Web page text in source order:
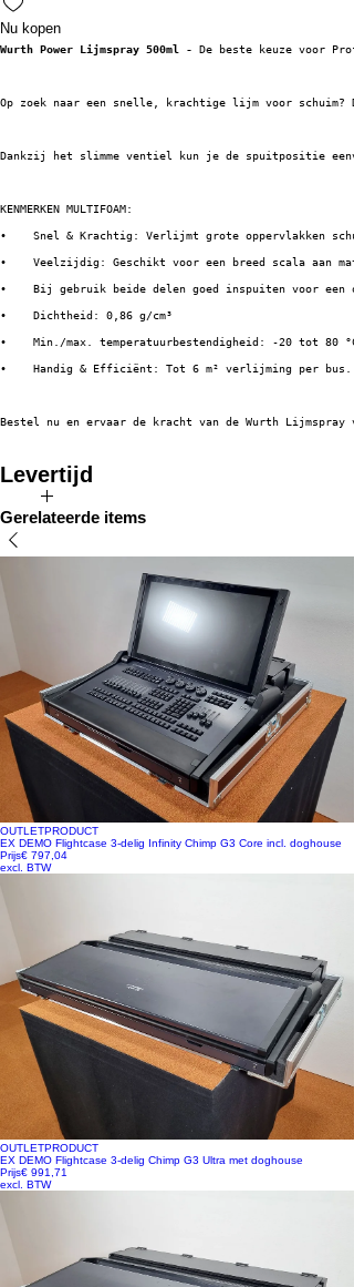
Nu kopen
Wurth Power Lijmspray 500ml - De beste keuze voor
Op zoek naar een snelle, krachtige lijm voor
Dankzij het slimme ventiel kun je de spuitpositie
KENMERKEN MULTIFOAM:
•    Snel & Krachtig: Verlijmt grote oppervlakken
•    Veelzijdig: Geschikt voor een breed scala aan
•    Bij gebruik beide delen goed inspuiten voor een
•    Dichtheid: 0,86 g/cm³
•    Min./max. temperatuurbestendigheid: -20 tot 80 °C
•    Handig & Efficiënt: Tot 6 m² verlijming per bus.
Bestel nu en ervaar de kracht van de Wurth
Levertijd
Direct uit voorraad leverbaar!
Gerelateerde items
OUTLETPRODUCT
EX DEMO Flightcase 3-delig Infinity Chimp G3 Core incl. doghouse
Prijs€ 797,04
excl. BTW
OUTLETPRODUCT
EX DEMO Flightcase 3-delig Chimp G3 Ultra met doghouse
Prijs€ 991,71
excl. BTW